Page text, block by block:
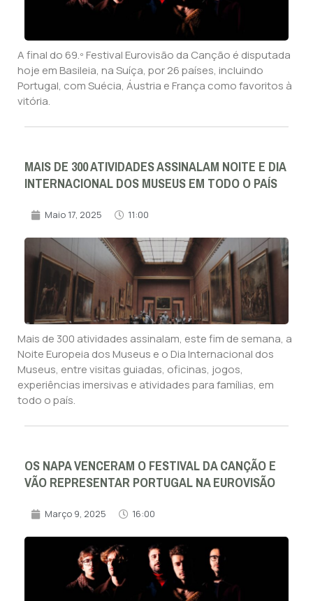
A final do 69.º Festival Eurovisão da Canção é disputada
hoje em Basileia, na Suíça, por 26 países, incluindo
Portugal, com Suécia, Áustria e França como favoritos à
vitória.
MAIS DE 300 ATIVIDADES ASSINALAM NOITE E DIA
INTERNACIONAL DOS MUSEUS EM TODO O PAÍS
Maio 17, 2025 11:00
Mais de 300 atividades assinalam, este fim de semana, a
Noite Europeia dos Museus e o Dia Internacional dos
Museus, entre visitas guiadas, oficinas, jogos,
experiências imersivas e atividades para famílias, em
todo o país.
OS NAPA VENCERAM O FESTIVAL DA CANÇÃO E
VÃO REPRESENTAR PORTUGAL NA EUROVISÃO
Março 9, 2025 16:00